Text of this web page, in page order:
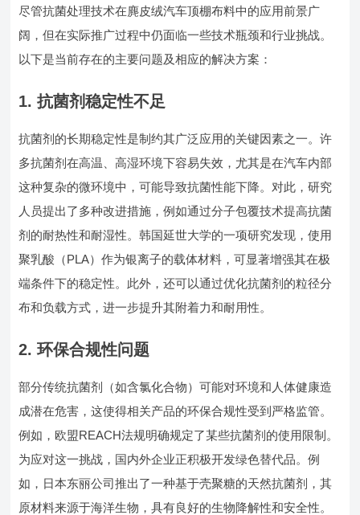
尽管抗菌处理技术在麂皮绒汽车顶棚布料中的应用前景广
阔，但在实际推广过程中仍面临一些技术瓶颈和行业挑战。
以下是当前存在的主要问题及相应的解决方案：
1.抗菌剂稳定性不足
抗菌剂的长期稳定性是制约其广泛应用的关键因素之一。许
多抗菌剂在高温、高湿环境下容易失效，尤其是在汽车内部
这种复杂的微环境中，可能导致抗菌性能下降。对此，研究
人员提出了多种改进措施，例如通过分子包覆技术提高抗菌
剂的耐热性和耐湿性。韩国延世大学的一项研究发现，使用
聚乳酸（PLA）作为银离子的载体材料，可显著增强其在极
端条件下的稳定性。此外，还可以通过优化抗菌剂的粒径分
布和负载方式，进一步提升其附着力和耐用性。
2.环保合规性问题
部分传统抗菌剂（如含氯化合物）可能对环境和人体健康造
成潜在危害，这使得相关产品的环保合规性受到严格监管。
例如，欧盟REACH法规明确规定了某些抗菌剂的使用限制。
为应对这一挑战，国内外企业正积极开发绿色替代品。例
如，日本东丽公司推出了一种基于壳聚糖的天然抗菌剂，其
原材料来源于海洋生物，具有良好的生物降解性和安全性。